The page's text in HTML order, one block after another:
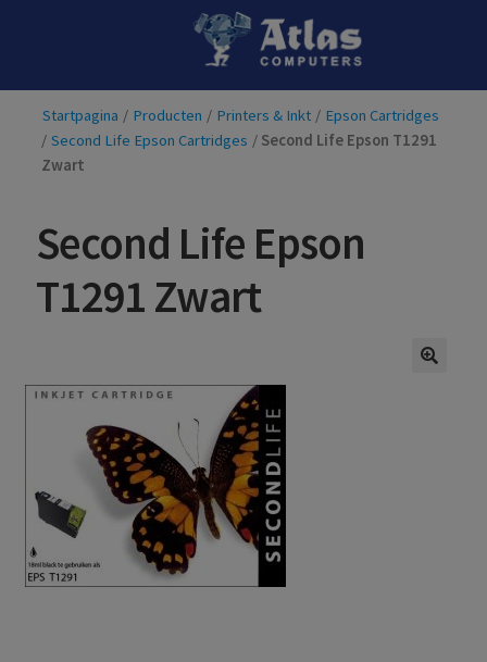
Ga
naar
navigatie
Ga
de
inhoud
Startpagina / Producten / Printers & Inkt / Epson Cartridges
/ Second Life Epson Cartridges / Second Life Epson T1291
Zwart
Second Life Epson
T1291 Zwart